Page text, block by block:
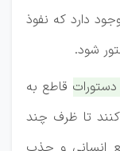
دارد که نفوذ
شود.
قاطع به
کنند تا ظرف چند